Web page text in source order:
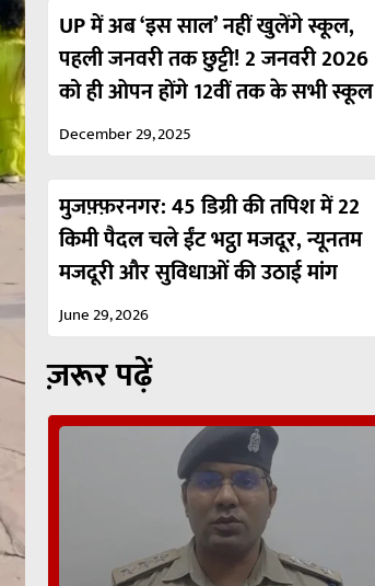
UP में अब ‘इस साल’ नहीं खुलेंगे स्कूल,
पहली जनवरी तक छुट्टी! 2 जनवरी 2026
को ही ओपन होंगे 12वीं तक के सभी स्कूल
December 29, 2025
मुजफ़्फ़रनगर: 45 डिग्री की तपिश में 22
किमी पैदल चले ईंट भट्ठा मजदूर, न्यूनतम
मजदूरी और सुविधाओं की उठाई मांग
June 29, 2026
ज़रूर पढ़ें